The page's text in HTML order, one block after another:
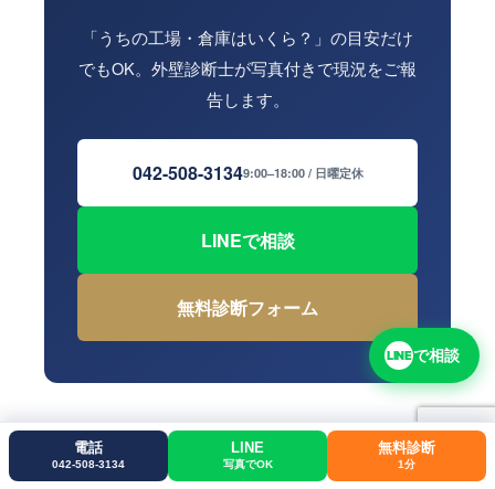
「うちの工場・倉庫はいくら？」の目安だけ
でもOK。外壁診断士が写真付きで現況をご報
告します。
042-508-31349:00–18:00 / 日曜定休
LINEで相談
無料診断フォーム
電話
042-508-3134
LINE
写真でOK
無料診断
1分
LINEで相談